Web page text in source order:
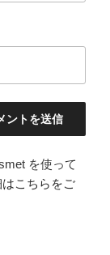
を使って
こちらをご